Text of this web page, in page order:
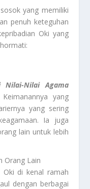
yang memiliki
penuh keteguhan
Oki yang
Nilai-Nilai Agama
yang
yang sering
Ia juga
lain untuk lebih
Orang Lain
Oki di kenal ramah
dengan berbagai